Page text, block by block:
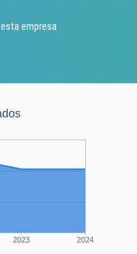
empresa
2023 2024